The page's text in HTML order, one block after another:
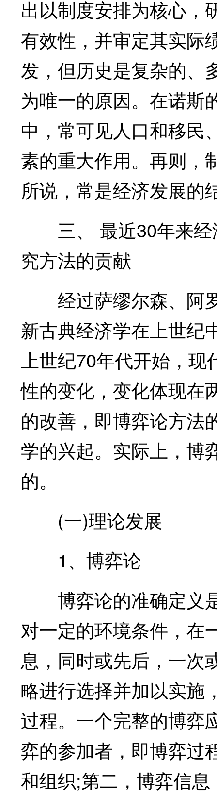
出以制度安排为核心，
有效性，并审定其实际
发，但历史是复杂的、
为唯一的原因。在诺斯
中，常可见人口和移民
素的重大作用。再则，
所说，常是经济发展的
三、 最近30年来经
究方法的贡献
经过萨缪尔森、阿
新古典经济学在上世纪
上世纪70年代开始，现
性的变化，变化体现在
的改善，即博弈论方法
学的兴起。实际上，博
的。
(一)理论发展
1、博弈论
博弈论的准确定义
对一定的环境条件，在
息，同时或先后，一次
略进行选择并加以实施
过程。一个完整的博弈
弈的参加者，即博弈过
和组织;第二，博弈信